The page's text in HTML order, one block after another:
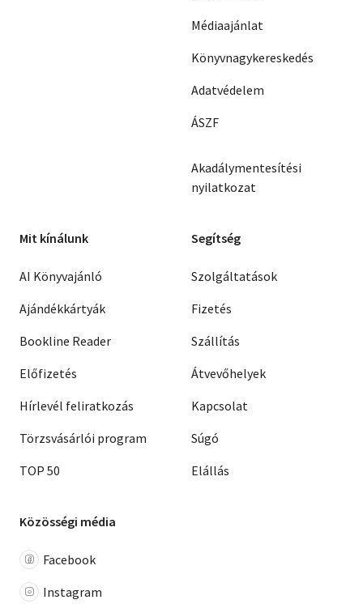
Médiaajánlat
Könyvnagykereskedés
Adatvédelem
ÁSZF
Akadálymentesítési
nyilatkozat
Mit kínálunk
AI Könyvajánló
Ajándékkártyák
Bookline Reader
Előfizetés
Hírlevél feliratkozás
Törzsvásárlói program
TOP 50
Segítség
Szolgáltatások
Fizetés
Szállítás
Átvevőhelyek
Kapcsolat
Súgó
Elállás
Közösségi média
Facebook
Instagram